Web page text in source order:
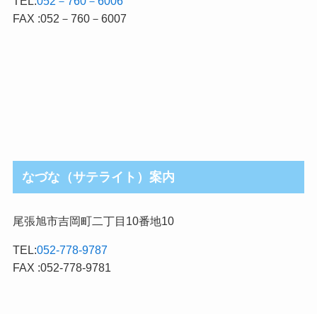
FAX :052－760－6007
なづな（サテライト）案内
尾張旭市吉岡町二丁目10番地10
TEL:052-778-9787
FAX :052-778-9781